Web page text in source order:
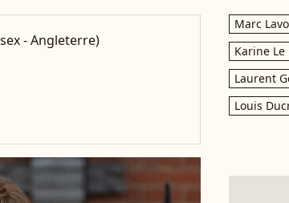
- Angleterre)
Marc
Karine
Laurent
Louis